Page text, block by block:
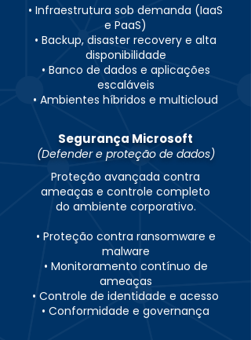
• Infraestrutura sob demanda (IaaS
e PaaS)
• Backup, disaster recovery e alta
disponibilidade
• Banco de dados e aplicações
escaláveis
• Ambientes híbridos e multicloud
Segurança Microsoft
(Defender e proteção de dados)
Proteção avançada contra
ameaças e controle completo
do ambiente corporativo.
• Proteção contra ransomware e
malware
• Monitoramento contínuo de
ameaças
• Controle de identidade e acesso
• Conformidade e governança